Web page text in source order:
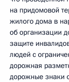
на придомовой
жилого дома в
об организации
защите
людей с
дорожная
дорожные знаки